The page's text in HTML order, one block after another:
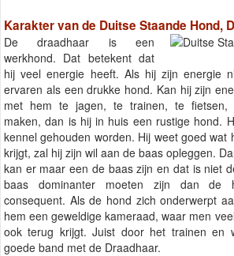
Karakter van de Duitse Staande Hond,
De draadhaar is een
werkhond. Dat betekent dat
hij veel energie heeft. Als hij zijn energie
ervaren als een drukke hond. Kan hij zijn
met hem te jagen, te trainen, te fietsen,
maken, dan is hij in huis een rustige hond.
kennel gehouden worden. Hij weet goed wat
krijgt, zal hij zijn wil aan de baas opleggen.
kan er maar een de baas zijn en dat is niet
baas dominanter moeten zijn dan de
consequent. Als de hond zich onderwerpt
hem een geweldige kameraad, waar men
ook terug krijgt. Juist door het trainen en
goede band met de Draadhaar.